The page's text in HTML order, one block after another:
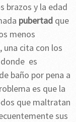
brazos y la edad
pubertad que
menos
una cita con los
es
baño por pena a
es que la
que maltratan
sus